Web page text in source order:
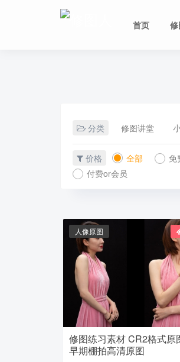
首页
分类 修图讲堂
价格 全部 免
付费or会员
人像原图
修图练习素材 CR2格式原
早期棚拍高清原图